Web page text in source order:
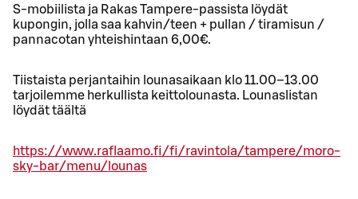
S-mobiilista ja Rakas Tampere-passista löydät
kupongin, jolla saa kahvin/teen + pullan / tiramisun /
pannacotan yhteishintaan 6,00€.
Tiistaista perjantaihin lounasaikaan klo 11.00–13.00
tarjoilemme herkullista keittolounasta. Lounaslistan
löydät täältä
https://www.raflaamo.fi/fi/ravintola/tampere/moro-
sky-bar/menu/lounas